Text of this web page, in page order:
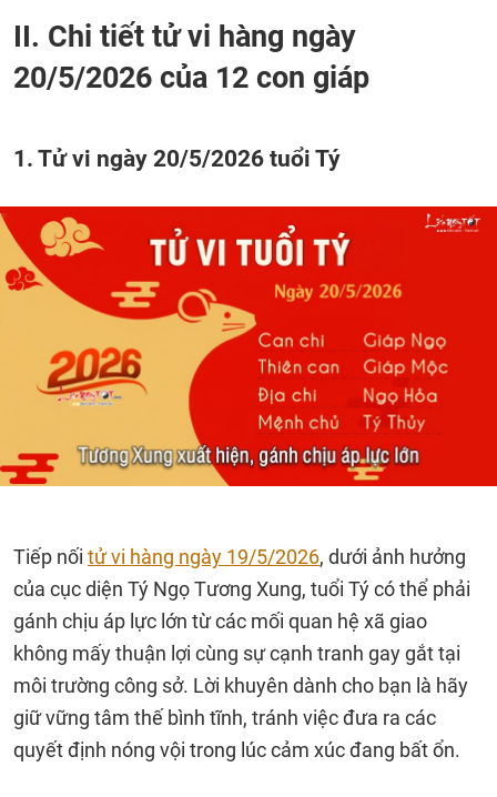
II. Chi tiết tử vi hàng ngày
20/5/2026 của 12 con giáp
1. Tử vi ngày 20/5/2026 tuổi Tý
Tiếp nối tử vi hàng ngày 19/5/2026, dưới ảnh hưởng
của cục diện Tý Ngọ Tương Xung, tuổi Tý có thể phải
gánh chịu áp lực lớn từ các mối quan hệ xã giao
không mấy thuận lợi cùng sự cạnh tranh gay gắt tại
môi trường công sở. Lời khuyên dành cho bạn là hãy
giữ vững tâm thế bình tĩnh, tránh việc đưa ra các
quyết định nóng vội trong lúc cảm xúc đang bất ổn.